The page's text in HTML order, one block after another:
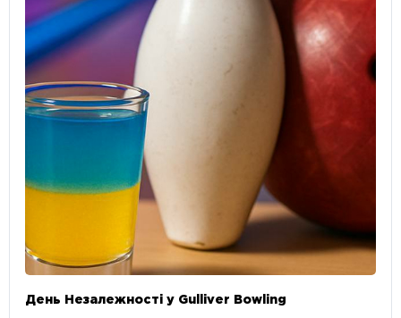
День Незалежності у Gulliver Bowling